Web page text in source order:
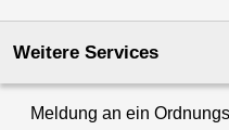
Weitere Services
Meldung an ein